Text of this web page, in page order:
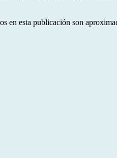
en esta publicación son